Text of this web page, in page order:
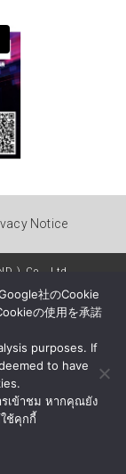
Notice
) Co., Ltd.
社のCookie
の使用を承諾
purposes. If
to have
รเข้าชม หากคุณยัง
ช้คุกกี้